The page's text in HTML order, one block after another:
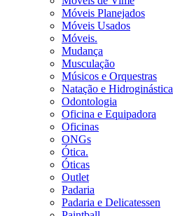
Móveis Planejados
Móveis Usados
Móveis.
Mudança
Musculação
Músicos e Orquestras
Natação e Hidroginástica
Odontologia
Oficina e Equipadora
Oficinas
ONGs
Ótica.
Óticas
Outlet
Padaria
Padaria e Delicatessen